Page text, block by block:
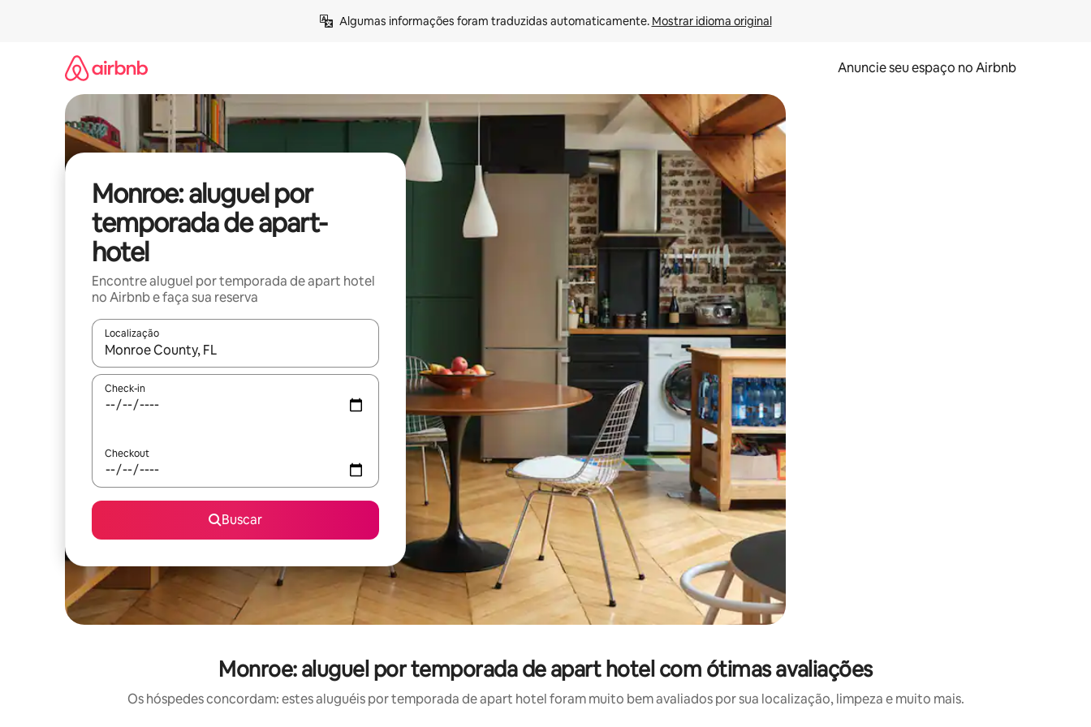
Algumas informações foram traduzidas automaticamente. Mostrar idioma original
Anuncie seu espaço no Airbnb
Monroe: aluguel por
temporada de apart-
hotel
Encontre aluguel por temporada de apart hotel
no Airbnb e faça sua reserva
Localização
Quando os resultados estiverem disponíveis, explore-os usando as seta para cima e para baixo do teclado ou tocando e deslizando o dedo na tela.
Check-in
Checkout
Buscar
Monroe: aluguel por temporada de apart hotel com ótimas avaliações
Os hóspedes concordam: estes aluguéis por temporada de apart hotel foram muito bem avaliados por sua localização, limpeza e muito mais.